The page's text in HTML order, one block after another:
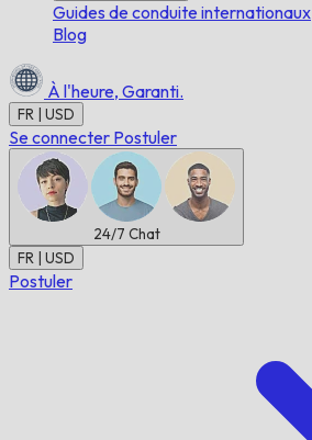
Guides de conduite internationaux
Blog
À l'heure, Garanti.
FR | USD
Se connecter Postuler
24/7 Chat
FR | USD
Postuler